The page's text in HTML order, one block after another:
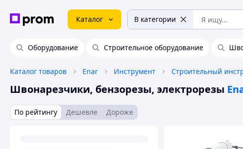
Каталог В категории
Оборудование Строительное оборудование
Каталог товаров Enar Инструмент Строительный
Швонарезчики, бензорезы, электрорезы
По рейтингу Дешевле Дороже